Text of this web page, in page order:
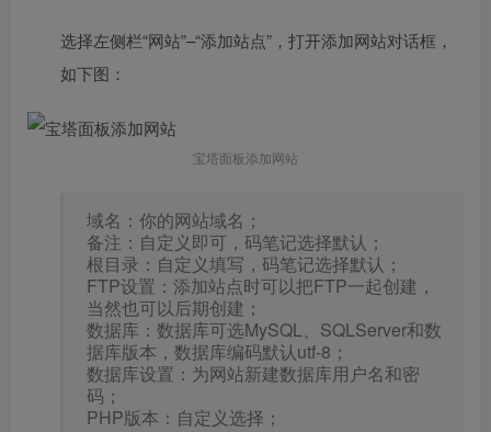
选择左侧栏“网站”–“添加站点”，打开添加网站对话框，
如下图：
宝塔面板添加网站
域名：你的网站域名；
备注：自定义即可，码笔记选择默认；
根目录：自定义填写，码笔记选择默认；
FTP设置：添加站点时可以把FTP一起创建，
当然也可以后期创建；
数据库：数据库可选MySQL、SQLServer和数
据库版本，数据库编码默认utf-8；
数据库设置：为网站新建数据库用户名和密
码；
PHP版本：自定义选择；